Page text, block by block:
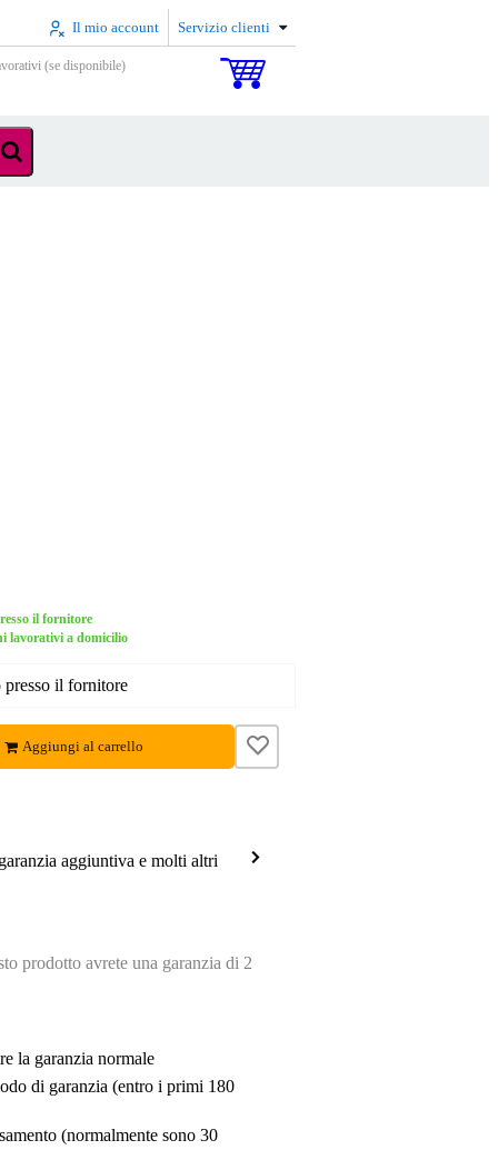
Il mio account Servizio clienti
(se disponibile)
il fornitore
lavorativi a domicilio
il fornitore
Aggiungi al carrello
aggiuntiva e molti altri
prodotto avrete una garanzia di 2
la garanzia normale
di garanzia (entro i primi 180
(normalmente sono 30